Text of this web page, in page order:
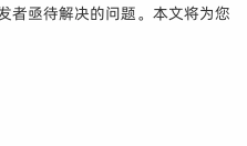
者亟待解决的问题。本文将为您